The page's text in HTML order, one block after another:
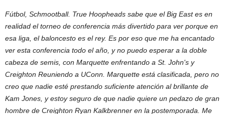
Fútbol, ​​Schmootball. True Hoopheads sabe que el Big East es en
realidad el torneo de conferencia más divertido para ver porque en
esa liga, el baloncesto es el rey. Es por eso que me ha encantado
ver esta conferencia todo el año, y no puedo esperar a la doble
cabeza de semis, con Marquette enfrentando a St. John's y
Creighton Reuniendo a UConn. Marquette está clasificada, pero no
creo que nadie esté prestando suficiente atención al brillante de
Kam Jones, y estoy seguro de que nadie quiere un pedazo de gran
hombre de Creighton Ryan Kalkbrenner en la postemporada. Me